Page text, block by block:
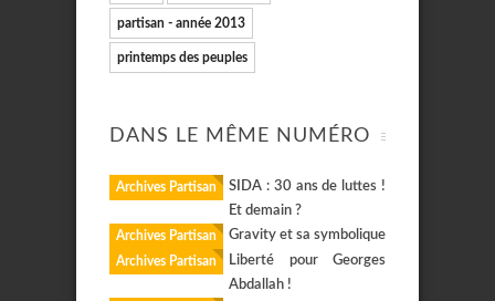
partisan - année 2013
printemps des peuples
DANS LE MÊME NUMÉRO
Archives Partisan
SIDA : 30 ans de luttes !
Et demain ?
Archives Partisan Gravity et sa symbolique
Archives Partisan
Liberté pour Georges
Abdallah !